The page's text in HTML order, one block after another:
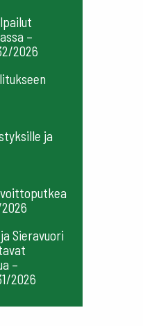
–
2026
ja
Sieravuori
–
2026